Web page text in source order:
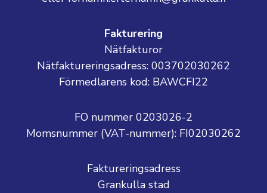
Fakturering
Nätfakturor
Nätfaktureringsadress: 003702030262
Förmedlarens kod: BAWCFI22
FO nummer 0203026-2
Momsnummer (VAT-nummer): FI02030262
Faktureringsadress
Grankulla stad